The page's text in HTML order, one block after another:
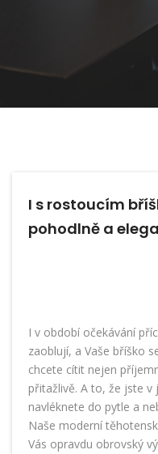
I s rostoucím
pohodlně a
I v období očekávání
zaoblují, a Vaše bříško
chcete cítit nejen
přitažlivě. A to, že jste v
navléknete do pytle a
Naše moderní
Vás opravdu obrovský